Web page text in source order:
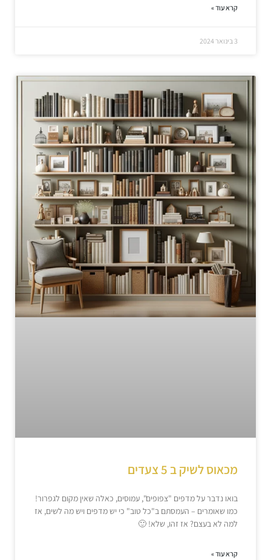
קרא עוד »
3 בינואר 2024
מכאוס לשיק ב 5 צעדים
בואו נדבר על מדפים "צפופים", עמוסים, כאלה שאין מקום לגפרור!
כמו שאומרים – העמסתם ב"כל טוב" כי יש מדפים ויש מה לשים, אז
למה לא בעצם? אז זהו, שלא! 🙂
קרא עוד »